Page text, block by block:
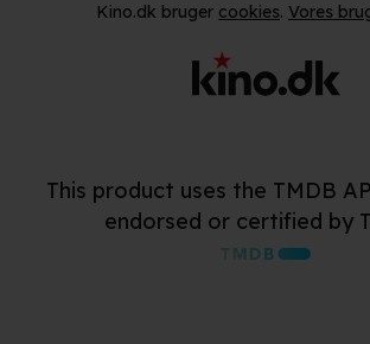
Kino.dk bruger cookies. Vores
This product uses the TMDB
endorsed or certified by